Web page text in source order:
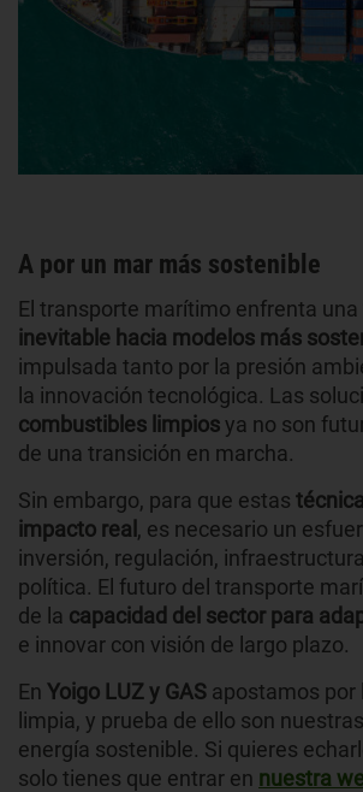
A por un mar más sostenible
El transporte marítimo enfrenta una
inevitable hacia modelos más
impulsada tanto por la presión
la innovación tecnológica. Las
combustibles limpiosya no son
de una transición en marcha.
Sin embargo, para que estas
impacto real , es necesario un
inversión, regulación,
política. El futuro del transporte
de la capacidad del sector para
e innovar con visión de largo plazo.
En Yoigo LUZ y GAS apostamos por
limpia, y prueba de ello son
energía sostenible. Si quieres
solo tienes que entrar en nuestra